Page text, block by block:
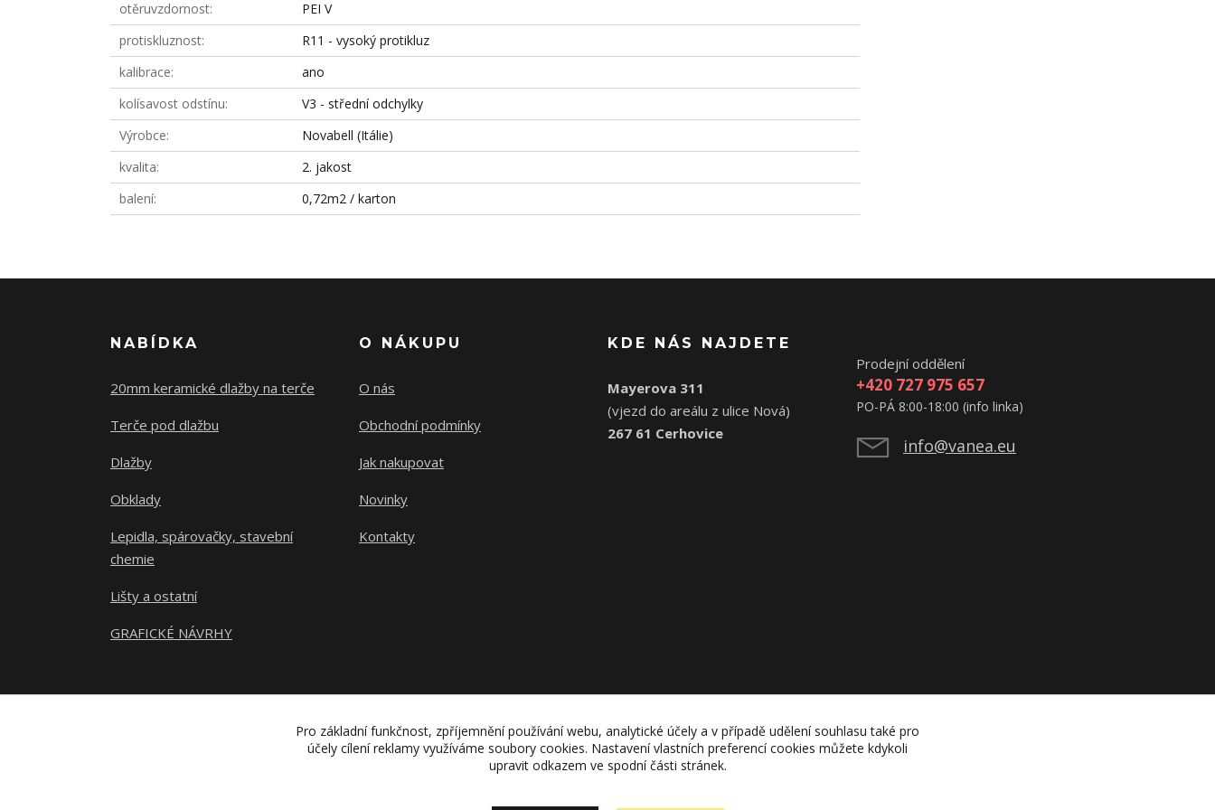
otěruvzdornost
PEI V
protiskluznost
R11 - vysoký protikluz
kalibrace
ano
kolísavost odstínu
V3 - střední odchylky
Výrobce
Novabell (Itálie)
kvalita
2. jakost
balení
0,72m2 / karton
NABÍDKA
20mm keramické dlažby na terče
Terče pod dlažbu
Dlažby
Obklady
Lepidla, spárovačky, stavební
chemie
Lišty a ostatní
GRAFICKÉ NÁVRHY
O NÁKUPU
O nás
Obchodní podmínky
Jak nakupovat
Novinky
Kontakty
KDE NÁS NAJDETE
Mayerova 311
(vjezd do areálu z ulice Nová)
267 61 Cerhovice
Prodejní oddělení
+420 727 975 657
PO-PÁ 8:00-18:00 (info linka)
info@vanea.eu
Upravit sběr cookies.
Pro základní funkčnost, zpříjemnění používání webu, analytické účely a v případě udělení souhlasu také pro
účely cílení reklamy využíváme soubory cookies. Nastavení vlastních preferencí cookies můžete kdykoli
upravit odkazem ve spodní části stránek.